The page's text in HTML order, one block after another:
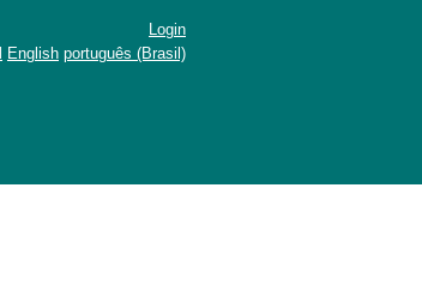
Login
English português (Brasil)